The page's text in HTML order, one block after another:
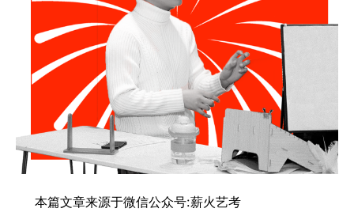
本篇文章来源于微信公众号:薪火艺考